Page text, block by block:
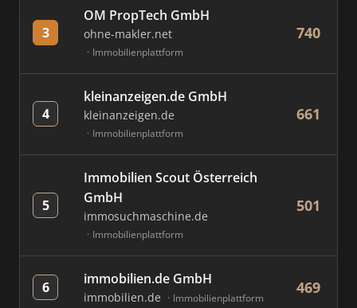
3
OM PropTech GmbH
ohne-makler.net
Immobilienplattform
740
4
kleinanzeigen.de GmbH
kleinanzeigen.de
Immobilienplattform
661
5
Immobilien Scout Österreich
GmbH
immosuchmaschine.de
Immobilienplattform
501
6 immobilien.de GmbH
immobilien.de Immobilienplattform
469